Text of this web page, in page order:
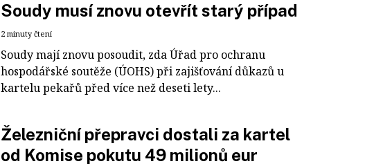
Soudy musí znovu otevřít starý případ
2 minuty čtení
Soudy mají znovu posoudit, zda Úřad pro ochranu
hospodářské soutěže (ÚOHS) při zajišťování důkazů u
kartelu pekařů před více než deseti lety...
Železniční přepravci dostali za kartel
od Komise pokutu 49 milionů eur